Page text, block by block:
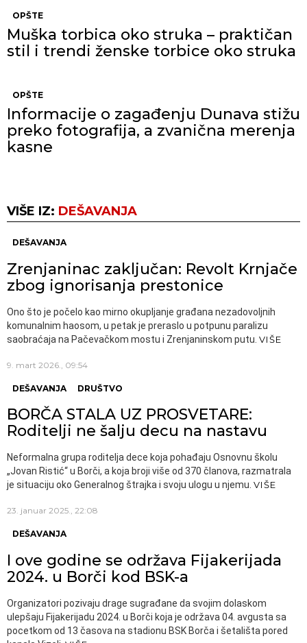
OPŠTE
Muška torbica oko struka – praktičan
stil i trendi ženske torbice oko struka
OPŠTE
Informacije o zagađenju Dunava stižu
preko fotografija, a zvanična merenja
kasne
VIŠE IZ: DEŠAVANJA
DEŠAVANJA
Zrenjaninac zaključan: Revolt Krnjače
zbog ignorisanja prestonice
Ono što je počelo kao mirno okupljanje građana nezadovoljnih
komunalnim haosom, u petak je preraslo u potpunu paralizu
saobraćaja na Pačevačkom mostu i Zrenjaninskom putu. VIŠE
9. mart 2026., 09:54
DEŠAVANJA DRUŠTVO
BORČA STALA UZ PROSVETARE:
Roditelji ne šalju decu na nastavu
Neformalna grupa roditelja dece koja pohađaju Osnovnu školu
„Jovan Ristić“ u Borči, a koja broji više od 370 članova, razmatrala
je situaciju oko Generalnog štrajka i svoju ulogu u njemu. VIŠE
23. januar 2025., 22:08
DEŠAVANJA
I ove godine se održava Fijakerijada
2024. u Borči kod BSK-a
Organizatori pozivaju drage sugrađane da svojim dolaskom
ulepšaju Fijakerijadu 2024. u Borči koja je održava 04. avgusta sa
pocetkom od 13 časova na stadionu BSK Borča i šetališta pored